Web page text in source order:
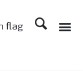
Zoek op